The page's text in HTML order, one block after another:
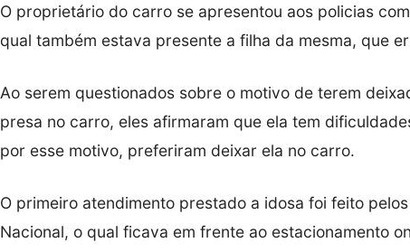
O proprietário do carro se apresentou aos policias
qual também estava presente a filha da mesma, que
Ao serem questionados sobre o motivo de terem
presa no carro, eles afirmaram que ela tem
por esse motivo, preferiram deixar ela no carro.
O primeiro atendimento prestado a idosa foi feito
Nacional, o qual ficava em frente ao estacionamento